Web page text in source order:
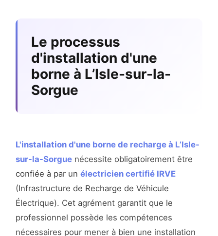
Le processus
d'installation d'une
borne à L’Isle-sur-la-
Sorgue
L'installation d'une borne de recharge à L’Isle-
sur-la-Sorgue nécessite obligatoirement être
confiée à par un électricien certifié IRVE
(Infrastructure de Recharge de Véhicule
Électrique). Cet agrément garantit que le
professionnel possède les compétences
nécessaires pour mener à bien une installation